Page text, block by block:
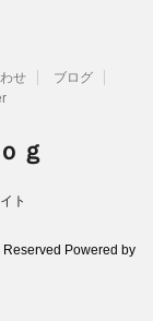
せ
ブログ
ｇ
ト
Powered by